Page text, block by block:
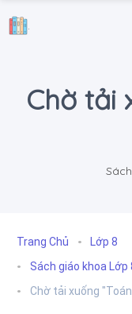
.
Chờ tải
Trang Chủ
Lớp 8
Sách giáo khoa
Chờ tải xuống